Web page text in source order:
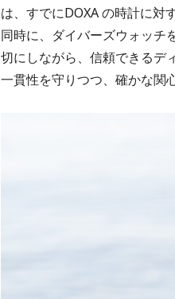
は、すでにDOXA の時計に対
同時に、ダイバーズウォッチ
切にしながら、信頼できるデ
一貫性を守りつつ、確かな関